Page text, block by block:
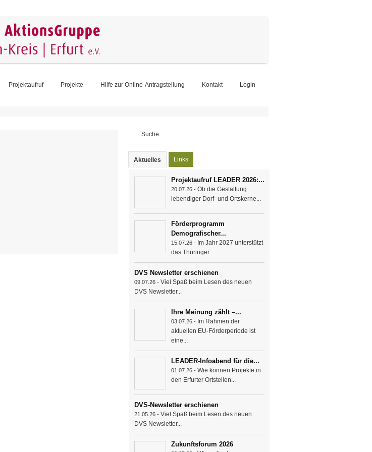
Projektaufruf Projekte Hilfe zur Online-Antragstellung Kontakt Login
Suchformular
Aktuelles (aktiver Reiter)
Links
Projektaufruf LEADER 2026:...
20.07.26 - Ob die Gestaltung
lebendiger Dorf- und Ortskerne...
Förderprogramm
Demografischer...
15.07.26 - Im Jahr 2027 unterstützt
das Thüringer...
DVS Newsletter erschienen
09.07.26 - Viel Spaß beim Lesen des neuen
DVS Newsletter...
Ihre Meinung zählt –...
03.07.26 - Im Rahmen der
aktuellen EU-Förderperiode ist
eine...
LEADER-Infoabend für die...
01.07.26 - Wie können Projekte in
den Erfurter Ortsteilen...
DVS-Newsletter erschienen
21.05.26 - Viel Spaß beim Lesen des neuen
DVS Newsletter...
Zukunftsforum 2026